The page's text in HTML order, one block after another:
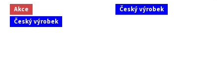
pevnou konstrukci bez
možnosti...
Akce
Český výrobek
Český výrobek